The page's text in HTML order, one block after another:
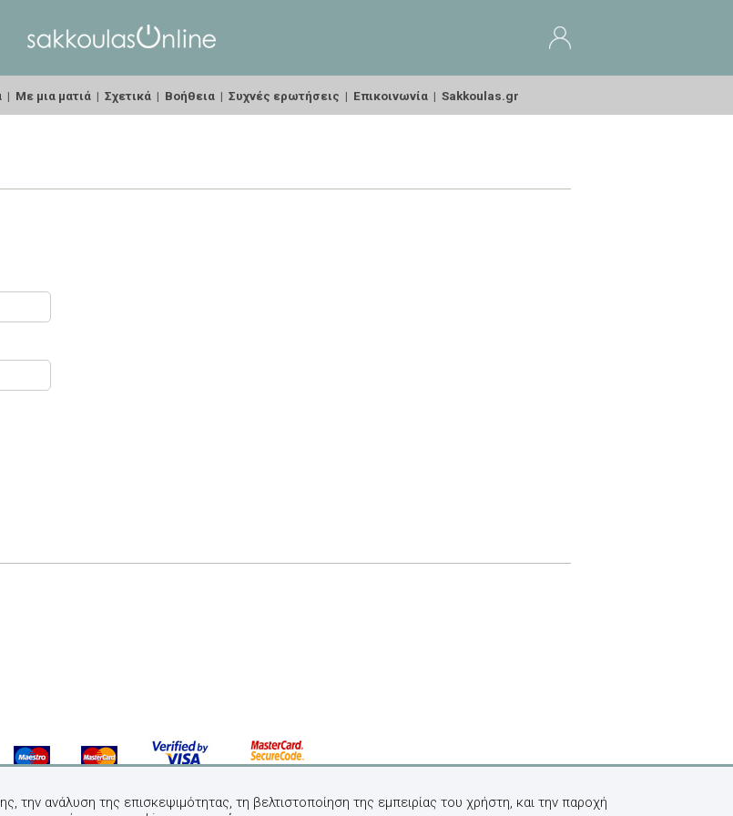
| Με μια ματιά | Σχετικά | Βοήθεια | Συχνές ερωτήσεις | Επικοινωνία | Sakkoulas.gr
ανάλυση της επισκεψιμότητας, τη βελτιστοποίηση της εμπειρίας του χρήστη, και την παροχή